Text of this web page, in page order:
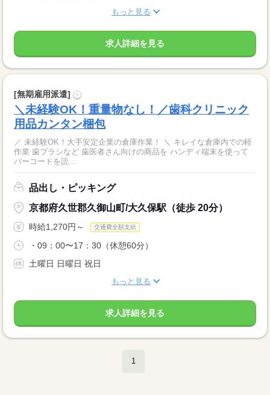
もっと見る
求人詳細を見る
[無期雇用派遣] ?
＼未経験OK！重量物なし！／歯科クリニック
用品カンタン梱包
／ 未経験OK！大手安定企業の倉庫作業！ ＼ キレイな倉庫内での軽
作業 歯ブラシなど 歯医者さん向けの商品を ハンディ端末を使って
バーコードを読...
品出し・ピッキング
京都府久世郡久御山町/大久保駅（徒歩 20分）
時給1,270円～ 交通費全額支給
・09：00〜17：30（休憩60分）
土曜日 日曜日 祝日
もっと見る
求人詳細を見る
1